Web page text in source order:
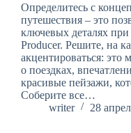
Определитесь с
путешествия – это
ключевых деталях при
Producer. Решите, на
акцентироваться: это
о поездках,
красивые пейзажи,
Соберите все…
writer
28